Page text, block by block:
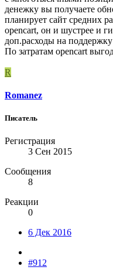
денежку вы получаете
планирует сайт средних
opencart, он и шустрее и
доп.расходы на
По затратам opencart
R
Romanez
Писатель
Регистрация
3 Сен 2015
Сообщения
8
Реакции
0
6 Дек 2016
#912